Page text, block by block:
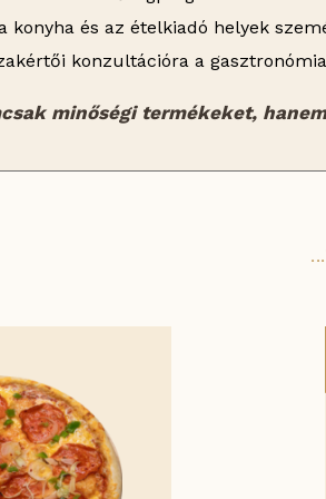
konyha és az ételkiadó helyek
konzultációra a
minőségi termékeket,